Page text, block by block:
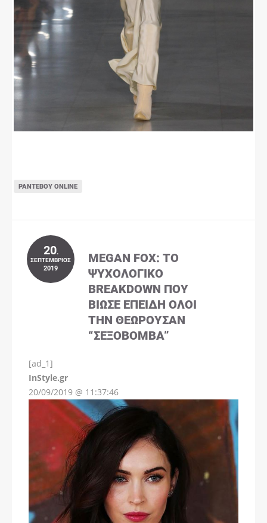
ΡΑΝΤΕΒΟΎ ONLINE
20.
ΣΕΠΤΈΜΒΡΙΟΣ
2019
MEGAN FOX: ΤΟ
ΨΥΧΟΛΟΓΙΚΌ
BREAKDOWN ΠΟΥ
ΒΊΩΣΕ ΕΠΕΙΔΉ ΌΛΟΙ
ΤΗΝ ΘΕΩΡΟΎΣΑΝ
“ΣΕΞΟΒΌΜΒΑ”
[ad_1]
InStyle.gr
20/09/2019 @ 11:37:46